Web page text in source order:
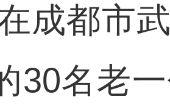
成都市
30名老